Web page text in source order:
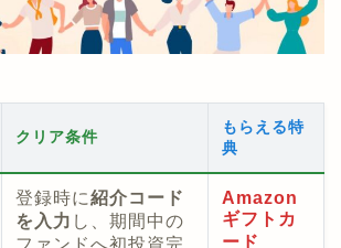
クリア条件
もらえる特
典
登録時に紹介コード
を入力 し、期間中の
ファンドへ初投資完
Amazon
ギフトカ
ード